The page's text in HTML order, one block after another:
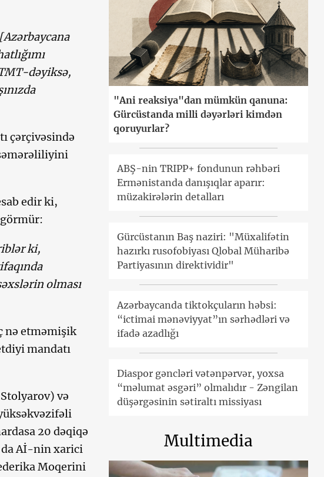
dəyiksə,
çərçivəsində
edir ki,
ki,
olması
nə etməmişik
mandatı
və
20 dəqiqə
da Aİ-nin xarici
Moqerini
"Ani reaksiya"dan mümkün qanuna:
Gürcüstanda milli dəyərləri kimdən
qoruyurlar?
ABŞ-nin TRIPP+ fondunun rəhbəri
Ermənistanda danışıqlar aparır:
müzakirələrin detalları
Gürcüstanın Baş naziri: "Müxalifətin
hazırkı rusofobiyası Qlobal Müharibə
Partiyasının direktividir"
Azərbaycanda tiktokçuların həbsi:
“ictimai mənəviyyat”ın sərhədləri və
ifadə azadlığı
Diaspor gəncləri vətənpərvər, yoxsa
“məlumat əsgəri” olmalıdır - Zəngilan
düşərgəsinin sətiraltı missiyası
Multimedia